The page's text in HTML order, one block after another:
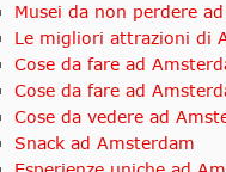
Musei da non perdere
Le migliori attrazioni di
Cose da fare ad
Cose da fare ad
Cose da vedere ad
Snack ad Amsterdam